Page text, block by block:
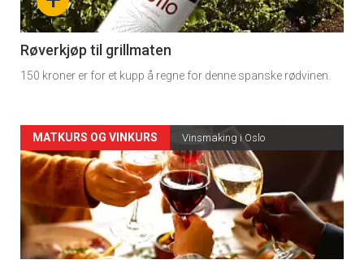
-
4
Røverkjøp til grillmaten
150 kroner er for et kupp å regne for denne spanske rødvinen.
Forsiden
akkurat
nå
-
MATKURS OG VINKURS Vinsmaking i Oslo